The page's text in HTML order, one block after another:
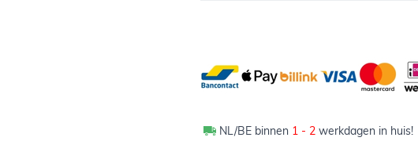
NL/BE binnen 1 - 2 werkdagen in huis!